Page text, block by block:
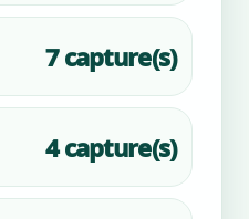
7 capture(s)
4 capture(s)